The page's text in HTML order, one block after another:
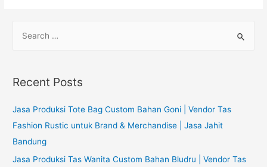
r
h
f
o
Recent Posts
Jasa Produksi Tote Bag Custom Bahan Goni | Vendor Tas
Fashion Rustic untuk Brand & Merchandise | Jasa Jahit
Bandung
Jasa Produksi Tas Wanita Custom Bahan Bludru | Vendor Tas